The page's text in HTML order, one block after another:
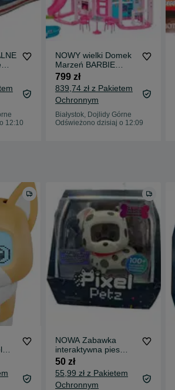
12:10
NOWY wielki Domek
Marzeń BARBIE
Dream House wys.
114cm akcesoria
HMX10
799 zł
839,74 zł z Pakietem
Ochronnym
Białystok, Dojlidy Górne
Odświeżono dzisiaj o 12:09
NOWA Zabawka
interaktywna pies
Pixel Petz
Dalmatyńczyk MGA
ORYGINAŁ
50 zł
55,99 zł z Pakietem
Ochronnym